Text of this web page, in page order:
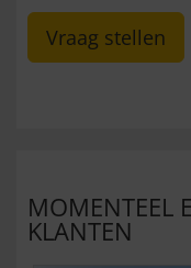
Vraag stellen
MOMENTEEL
KLANTEN